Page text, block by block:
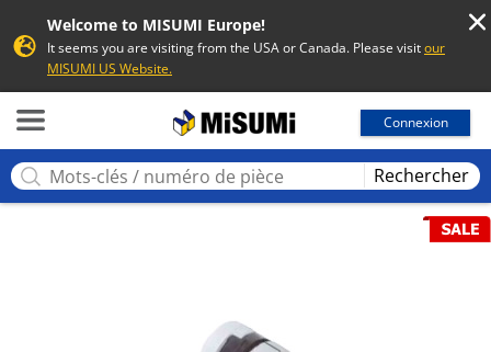
Welcome to MISUMI Europe!
It seems you are visiting from the USA or Canada. Please visitour
MISUMI US Website.
Connexion
Rechercher